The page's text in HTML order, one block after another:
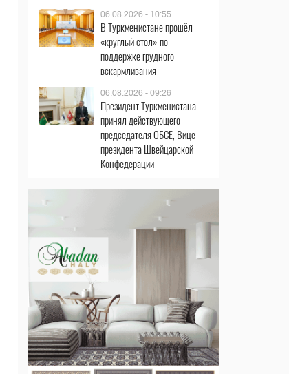
06.08.2026 - 10:55
В Туркменистане прошёл
«круглый стол» по
поддержке грудного
вскармливания
06.08.2026 - 09:26
Президент Туркменистана
принял действующего
председателя ОБСЕ, Вице-
президента Швейцарской
Конфедерации